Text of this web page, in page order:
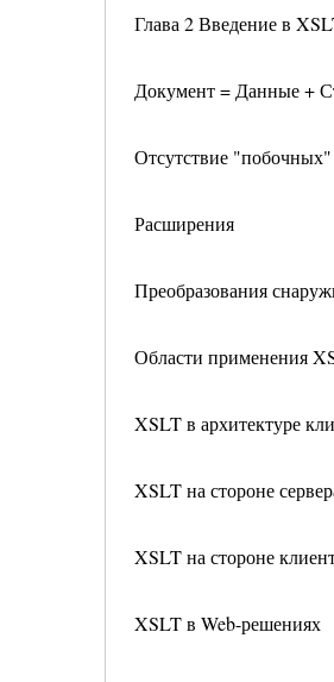
Глава 2 Введение в
Документ = Данные +
Отсутствие
Расширения
Преобразования
Области применения
XSLT в архитектуре
XSLT на стороне
XSLT на стороне
XSLT в Web-решениях